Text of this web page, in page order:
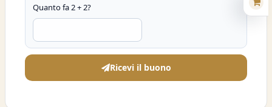
Quanto fa 2 + 2?
Ricevi il buono